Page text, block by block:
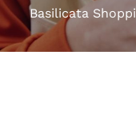
Basilicata